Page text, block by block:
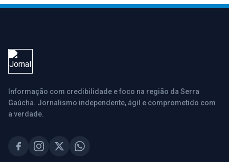
Informação com credibilidade e foco na região da Serra
Gaúcha. Jornalismo independente, ágil e comprometido com
a verdade.